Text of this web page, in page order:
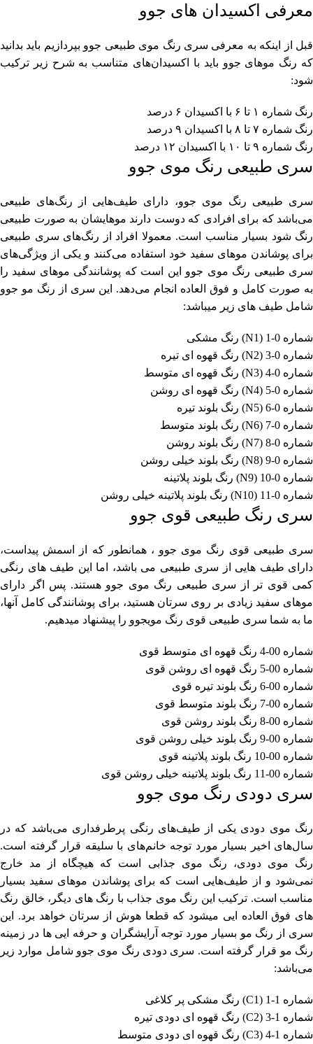
معرفی اکسیدان های جوو
قبل از اینکه به معرفی سری رنگ موی طبیعی جوو بپردازیم باید بدانید
که رنگ موهای جوو باید با اکسیدان‌های متناسب به شرح زیر ترکیب
شود:
رنگ شماره ۱ تا ۶ با اکسیدان ۶ درصد
رنگ شماره ۷ تا ۸ با اکسیدان ۹ درصد
رنگ شماره ۹ تا ۱۰ با اکسیدان ۱۲ درصد
سری طبیعی رنگ موی جوو
سری طبیعی رنگ موی جوو، دارای طیف‌هایی از رنگ‌های طبیعی
می‌باشد که برای افرادی که دوست دارند موهایشان به صورت طبیعی
رنگ شود بسیار مناسب است. معمولا افراد از رنگ‌های سری طبیعی
برای پوشاندن موهای سفید خود استفاده می‌کنند و یکی از ویژگی‌های
سری طبیعی رنگ موی جوو این است که پوشانندگی موهای سفید را
به صورت کامل و فوق العاده انجام می‌دهد. این سری از رنگ مو جوو
شامل طیف های زیر میباشد:
شماره 0-1 (N1) رنگ مشکی
شماره 0-3 (N2) رنگ قهوه ای تیره
شماره 0-4 (N3) رنگ قهوه ای متوسط
شماره 0-5 (N4) رنگ قهوه ای روشن
شماره 0-6 (N5) رنگ بلوند تیره
شماره 0-7 (N6) رنگ بلوند متوسط
شماره 0-8 (N7) رنگ بلوند روشن
شماره 0-9 (N8) رنگ بلوند خیلی روشن
شماره 0-10 (N9) رنگ بلوند پلاتینه
شماره 0-11 (N10) رنگ بلوند پلاتینه خیلی روشن
سری رنگ طبیعی قوی جوو
سری طبیعی قوی رنگ موی جوو ، همانطور که از اسمش پیداست،
دارای طیف هایی از سری طبیعی می باشد، اما این طیف های رنگی
کمی قوی تر از سری طبیعی رنگ موی جوو هستند. پس اگر دارای
موهای سفید زیادی بر روی سرتان هستید، برای پوشانندگی کامل آنها،
ما به شما سری طبیعی قوی رنگ مویجوو را پیشنهاد میدهیم.
شماره 00-4 رنگ قهوه ای متوسط قوی
شماره 00-5 رنگ قهوه ای روشن قوی
شماره 00-6 رنگ بلوند تیره قوی
شماره 00-7 رنگ بلوند متوسط قوی
شماره 00-8 رنگ بلوند روشن قوی
شماره 00-9 رنگ بلوند خیلی روشن قوی
شماره 00-10 رنگ بلوند پلاتینه قوی
شماره 00-11 رنگ بلوند پلاتینه خیلی روشن قوی
سری دودی رنگ موی جوو
رنگ موی دودی یکی از طیف‌های رنگی پرطرفداری می‌باشد که در
سال‌های اخیر بسیار مورد توجه خانم‌های با سلیقه قرار گرفته است.
رنگ موی دودی، رنگ موی جذابی است که هیچگاه از مد خارج
نمی‌شود و از طیف‌هایی است که برای پوشاندن موهای سفید بسیار
مناسب است. ترکیب این رنگ موی جذاب با رنگ های دیگر، خالق رنگ
های فوق العاده ایی میشود که قطعا هوش از سرتان خواهد برد. این
سری از رنگ مو بسیار مورد توجه آرایشگران و حرفه ایی ها در زمینه
رنگ مو قرار گرفته است. سری دودی رنگ موی جوو شامل موارد زیر
می‌باشد:
شماره 1-1 (C1) رنگ مشکی پر کلاغی
شماره 1-3 (C2) رنگ قهوه ای دودی تیره
شماره 1-4 (C3) رنگ قهوه ای دودی متوسط